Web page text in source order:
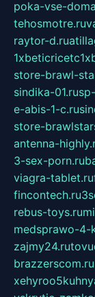
poka-vse-
tehosmotre.ru
raytor-d.ru
store-brawl-
sindika-01.ru
e-abis-1-c.ru
store-
antenna-
3-sex-porn.ru
viagra-tablet.ru
fincontech.ru
rebus-toys.ru
medsprawo-4-
zajmy24.ru
brazzerscom.ru